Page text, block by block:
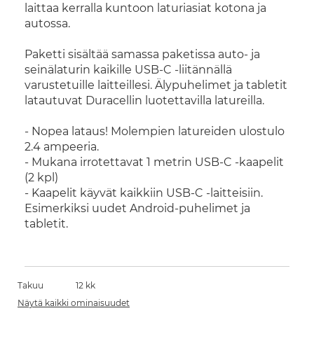
laittaa kerralla kuntoon laturiasiat kotona ja
autossa.
Paketti sisältää samassa paketissa auto- ja
seinälaturin kaikille USB-C -liitännällä
varustetuille laitteillesi. Älypuhelimet ja tabletit
latautuvat Duracellin luotettavilla latureilla.
- Nopea lataus! Molempien latureiden ulostulo
2.4 ampeeria.
- Mukana irrotettavat 1 metrin USB-C -kaapelit
(2 kpl)
- Kaapelit käyvät kaikkiin USB-C -laitteisiin.
Esimerkiksi uudet Android-puhelimet ja
tabletit.
Takuu
12 kk
Näytä kaikki ominaisuudet